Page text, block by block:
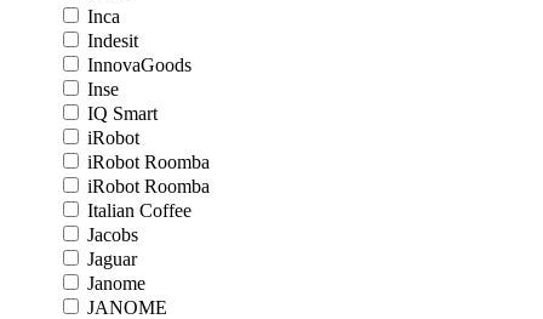
Inca
Indesit
InnovaGoods
Inse
IQ Smart
iRobot
iRobot Roomba
iRobot Roomba
Italian Coffee
Jacobs
Jaguar
Janome
JANOME